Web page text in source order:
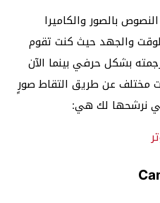
بالصور والكاميرا
والجهد حيث كنت تقوم
بشكل حرفي بينما الآن
مختلف عن طريق التقاط صورٍ
نرشحها لك هي: